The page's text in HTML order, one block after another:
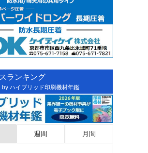
ランキング
ハイブリッド印刷機材年鑑
週間 月間